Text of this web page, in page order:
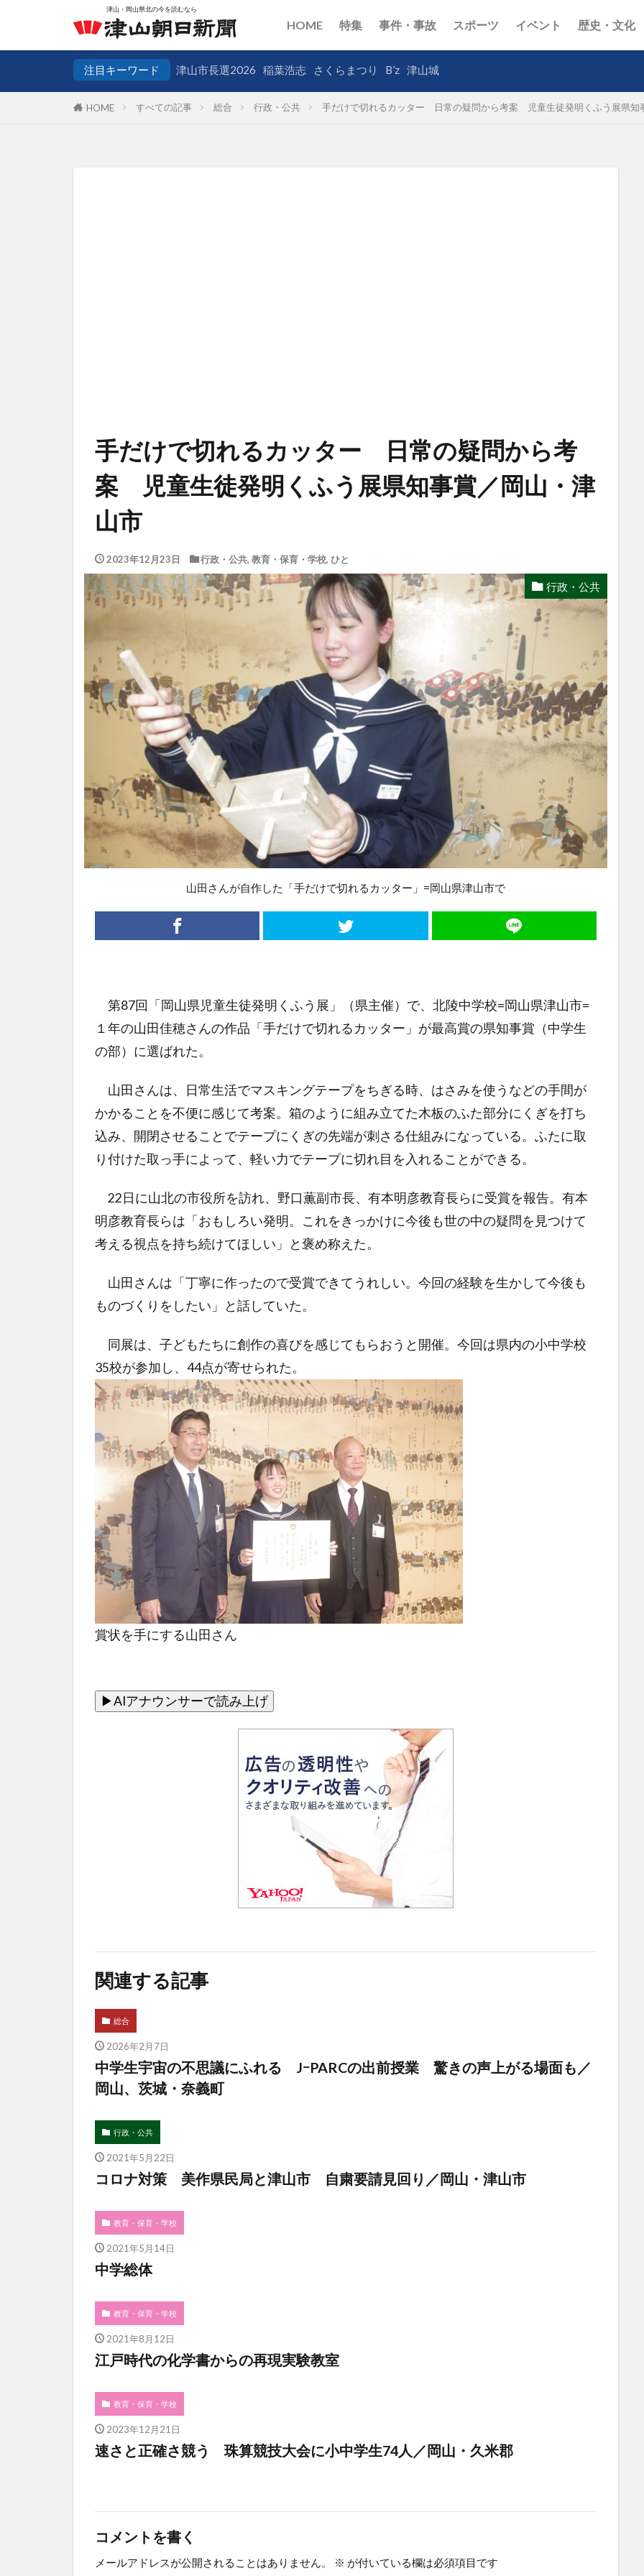
HOME 特集 事件・事故 スポーツ イベント 歴史・文化
注目キーワード 津山市長選2026 稲葉浩志 さくらまつり B’z 津山城
HOME すべての記事 総合 行政・公共 手だけで切れるカッター 日常の疑問から考案 児童生徒発明くふう展県知
手だけで切れるカッター 日常の疑問から考
案 児童生徒発明くふう展県知事賞／岡山・津
山市
2023年12月23日 行政・公共, 教育・保育・学校, ひと
行政・公共
山田さんが自作した「手だけで切れるカッター」=岡山県津山市で
第87回「岡山県児童生徒発明くふう展」（県主催）で、北陵中学校=岡山県津山市=
１年の山田佳穂さんの作品「手だけで切れるカッター」が最高賞の県知事賞（中学生
の部）に選ばれた。
山田さんは、日常生活でマスキングテープをちぎる時、はさみを使うなどの手間が
かかることを不便に感じて考案。箱のように組み立てた木板のふた部分にくぎを打ち
込み、開閉させることでテープにくぎの先端が刺さる仕組みになっている。ふたに取
り付けた取っ手によって、軽い力でテープに切れ目を入れることができる。
22日に山北の市役所を訪れ、野口薫副市長、有本明彦教育長らに受賞を報告。有本
明彦教育長らは「おもしろい発明。これをきっかけに今後も世の中の疑問を見つけて
考える視点を持ち続けてほしい」と褒め称えた。
山田さんは「丁寧に作ったので受賞できてうれしい。今回の経験を生かして今後も
ものづくりをしたい」と話していた。
同展は、子どもたちに創作の喜びを感じてもらおうと開催。今回は県内の小中学校
35校が参加し、44点が寄せられた。
賞状を手にする山田さん
関連する記事
総合
2026年2月7日
中学生宇宙の不思議にふれる JｰPARCの出前授業 驚きの声上がる場面も／
岡山、茨城・奈義町
行政・公共
2021年5月22日
コロナ対策 美作県民局と津山市 自粛要請見回り／岡山・津山市
教育・保育・学校
2021年5月14日
中学総体
教育・保育・学校
2021年8月12日
江戸時代の化学書からの再現実験教室
教育・保育・学校
2023年12月21日
速さと正確さ競う 珠算競技大会に小中学生74人／岡山・久米郡
コメントを書く
メールアドレスが公開されることはありません。 ※ が付いている欄は必須項目です